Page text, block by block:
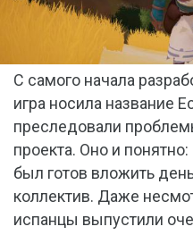
С самого начала
игра носила название
преследовали
проекта. Оно и
был готов вложить
коллектив. Даже
испанцы выпустили